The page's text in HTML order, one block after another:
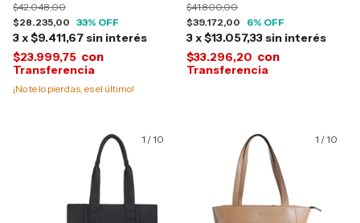
$28.235,00
$42.048,00
33% OFF
3x$9.411,67 sin interés
$23.999,75 con
¡No te lo pierdas, es el último!
$39.172,00
$41.800,00
6% OFF
3x$13.057,33 sin interés
$33.296,20 con
1 /10 1 /10